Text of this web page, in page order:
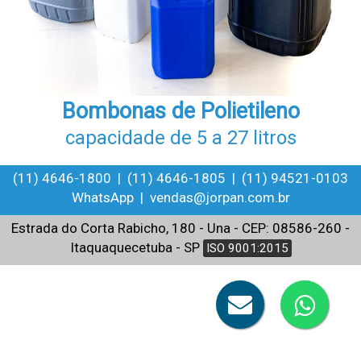
Bombonas de Polietileno
capacidade de 5 a 27 litros
(11) 4646-1800 | (11) 4646-1805 | (11) 94521-0103
WhatsApp | vendas@jorpan.com.br
Estrada do Corta Rabicho, 180 - Una - CEP: 08586-260 -
Itaquaquecetuba - SP ISO 9001:2015